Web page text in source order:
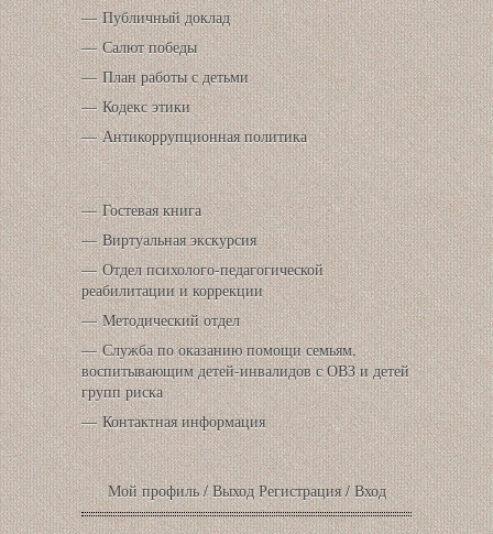
Публичный доклад
Салют победы
План работы с детьми
Кодекс этики
Антикоррупционная политика
Гостевая книга
Виртуальная экскурсия
Отдел психолого-педагогической
реабилитации и коррекции
Методический отдел
Служба по оказанию помощи семьям,
воспитывающим детей-инвалидов с ОВЗ и детей
групп риска
Контактная информация
Мой профиль/Выход Регистрация/Вход